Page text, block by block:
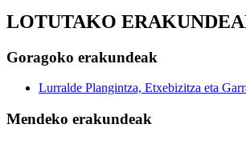
LOTUTAKO
Goragoko erakundeak
Lurralde Plangintza, Etxebizitza eta
Mendeko erakundeak